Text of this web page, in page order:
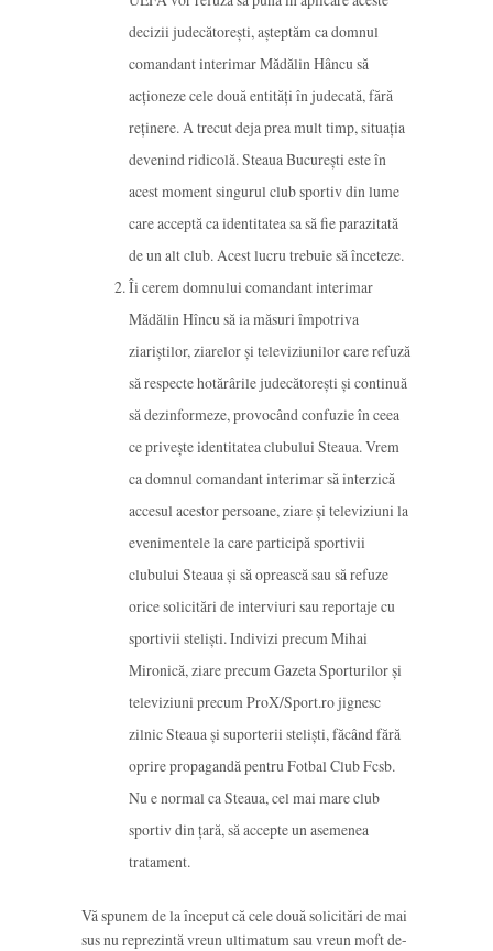
decizii judecătorești, așteptăm ca domnul
comandant interimar Mădălin Hâncu să
acționeze cele două entități în judecată, fără
reținere. A trecut deja prea mult timp, situația
devenind ridicolă. Steaua București este în
acest moment singurul club sportiv din lume
care acceptă ca identitatea sa să fie parazitată
de un alt club. Acest lucru trebuie să înceteze.
Îi cerem domnului comandant interimar
Mădălin Hîncu să ia măsuri împotriva
ziariștilor, ziarelor și televiziunilor care refuză
să respecte hotărârile judecătorești și continuă
să dezinformeze, provocând confuzie în ceea
ce privește identitatea clubului Steaua. Vrem
ca domnul comandant interimar să interzică
accesul acestor persoane, ziare și televiziuni la
evenimentele la care participă sportivii
clubului Steaua și să oprească sau să refuze
orice solicitări de interviuri sau reportaje cu
sportivii steliști. Indivizi precum Mihai
Mironică, ziare precum Gazeta Sporturilor și
televiziuni precum ProX/Sport.ro jignesc
zilnic Steaua și suporterii steliști, făcând fără
oprire propagandă pentru Fotbal Club Fcsb.
Nu e normal ca Steaua, cel mai mare club
sportiv din țară, să accepte un asemenea
tratament.
Vă spunem de la început că cele două solicitări de mai
sus nu reprezintă vreun ultimatum sau vreun moft de-